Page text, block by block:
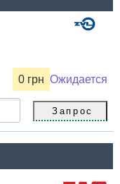
0 грн Ожидается